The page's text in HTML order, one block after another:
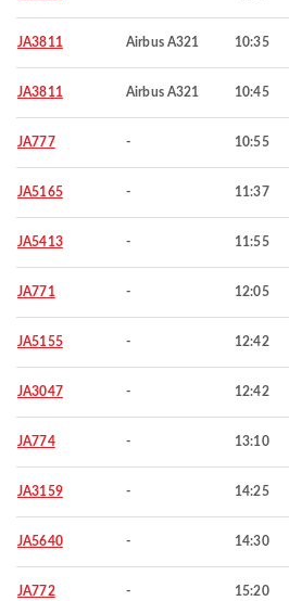
JA3811 Airbus A321 10:35
JA3811 Airbus A321 10:45
JA777 - 10:55
JA5165 - 11:37
JA5413 - 11:55
JA771 - 12:05
JA5155 - 12:42
JA3047 - 12:42
JA774 - 13:10
JA3159 - 14:25
JA5640 - 14:30
JA772 - 15:20